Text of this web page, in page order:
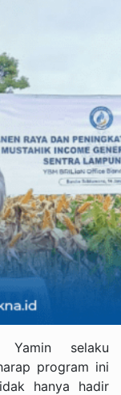
Yamin selaku
program ini
hanya hadir